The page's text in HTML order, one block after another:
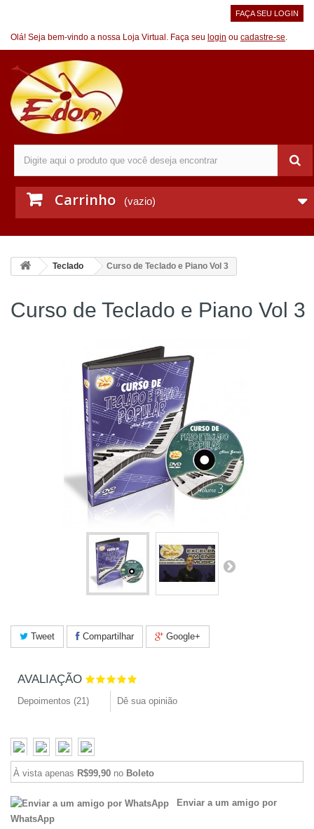
FAÇA SEU LOGIN
Olá! Seja bem-vindo a nossa Loja Virtual. Faça seu login ou cadastre-se.
Carrinho (vazio)
Teclado Curso de Teclado e Piano Vol 3
Curso de Teclado e Piano Vol 3
Tweet Compartilhar Google+
AVALIAÇÃO
Depoimentos (21) Dê sua opinião
À vista apenas R$99,90 no Boleto
Enviar a um amigo por
WhatsApp